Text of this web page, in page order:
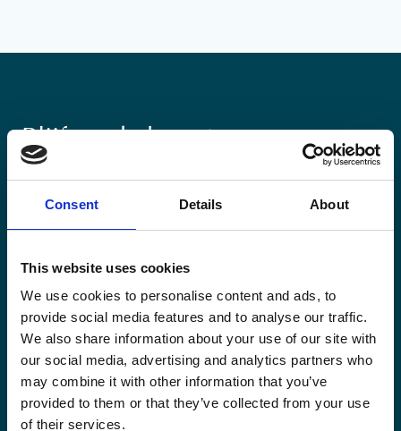
Consent Details About
This website uses cookies
We use cookies to personalise content and ads, to
provide social media features and to analyse our traffic.
We also share information about your use of our site with
our social media, advertising and analytics partners who
may combine it with other information that you’ve
provided to them or that they’ve collected from your use
of their services.
Blijf op de hoogte
Blijf op de hoogte van onze activiteiten en
internationale ontwikkelingstrends belicht vanuit
Email
(Vereist)
Ja,Ja, ik schrijf me in.